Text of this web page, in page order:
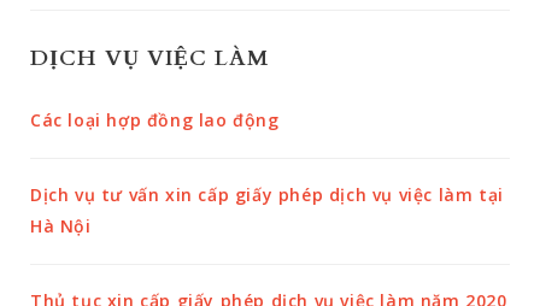
DỊCH VỤ VIỆC LÀM
Các loại hợp đồng lao động
Dịch vụ tư vấn xin cấp giấy phép dịch vụ việc làm tại
Hà Nội
Thủ tục xin cấp giấy phép dịch vụ việc làm năm 2020